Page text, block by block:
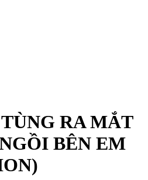
RA MẮT
BÊN EM